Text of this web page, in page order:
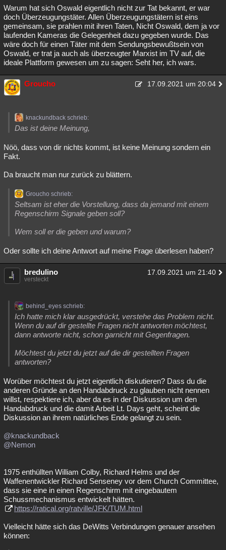
Warum hat sich Oswald eigentlich nicht zur Tat bekannt, er war
doch Überzeugungstäter. Allen Überzeugungstätern ist eins
gemeinsam, sie prahlen mit ihren Taten, Nicht Oswald, dem ja vor
laufenden Kameras die Gelegenheit dazu gegeben wurde. Das
wäre doch für einen Täter mit dem Sendungsbewußtsein von
Oswald, er trat ja auch als überzeugter Marxist im TV auf, die
ideale Plattform gewesen um zu sagen: Seht her, ich wars.
Groucho 17.09.2021 um 20:04
knackundback schrieb:
Das ist deine Meinung,
Nöö, dass von dir nichts kommt, ist keine Meinung sondern ein
Fakt.
Da braucht man nur zurück zu blättern.
Groucho schrieb:
Seltsam ist eher die Vorstellung, dass da jemand mit einem
Regenschirm Signale geben soll?
Wem soll er die geben und warum?
Oder sollte ich deine Antwort auf meine Frage überlesen haben?
bredulino 17.09.2021 um 21:40
versteckt
behind_eyes schrieb:
Ich hatte mich klar ausgedrückt, verstehe das Problem nicht.
Wenn du auf dir gestellte Fragen nicht antworten möchtest,
dann antworte nicht, schon garnicht mit Gegenfragen.
Möchtest du jetzt du jetzt auf die dir gestellten Fragen
antworten?
Worüber möchtest du jetzt eigentlich diskutieren? Dass du die
anderen Gründe an den Handabdruck zu glauben nicht nennen
willst, respektiere ich, aber da es in der Diskussion um den
Handabdruck und die damit Arbeit Lt. Days geht, scheint die
Diskussion an ihrem natürliches Ende gelangt zu sein.
@knackundback
@Nemon
1975 enthüllten William Colby, Richard Helms und der
Waffenentwickler Richard Senseney vor dem Church Committee,
dass sie eine in einen Regenschirm mit eingebautem
Schussmechanismus entwickelt hätten.
https://ratical.org/ratville/JFK/TUM.html
Vielleicht hätte sich das DeWitts Verbindungen genauer ansehen
können: